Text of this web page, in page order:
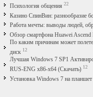
Психология общения 22
Казино СпинВин: разнообразие
Работа мечты: выводы людей,
Обзор смартфона Huawei Ascend
По каким причинам может
диск 12
Лучшая Windows 7 SP1
RUS-ENG x86-x64 (Скачать) 12
Установка Windows 7 на планшет